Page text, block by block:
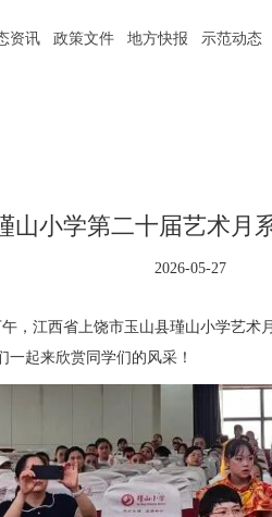
资讯 政策文件 地方快报 示范动态
山小学第二十届艺术月
2026-05-27
，江西省上饶市玉山县瑾山小学艺
起来欣赏同学们的风采！